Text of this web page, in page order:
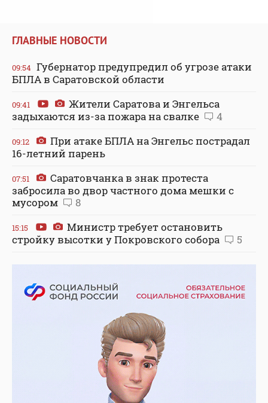
ГЛАВНЫЕ НОВОСТИ
09:54 Губернатор предупредил об угрозе атаки
БПЛА в Саратовской области
09:41
Жители Саратова и Энгельса
задыхаются из-за пожара на свалке
4
09:12
При атаке БПЛА на Энгельс пострадал
16-летний парень
07:51
Саратовчанка в знак протеста
забросила во двор частного дома мешки с
мусором
8
15:15
Министр требует остановить
стройку высотки у Покровского собора
5